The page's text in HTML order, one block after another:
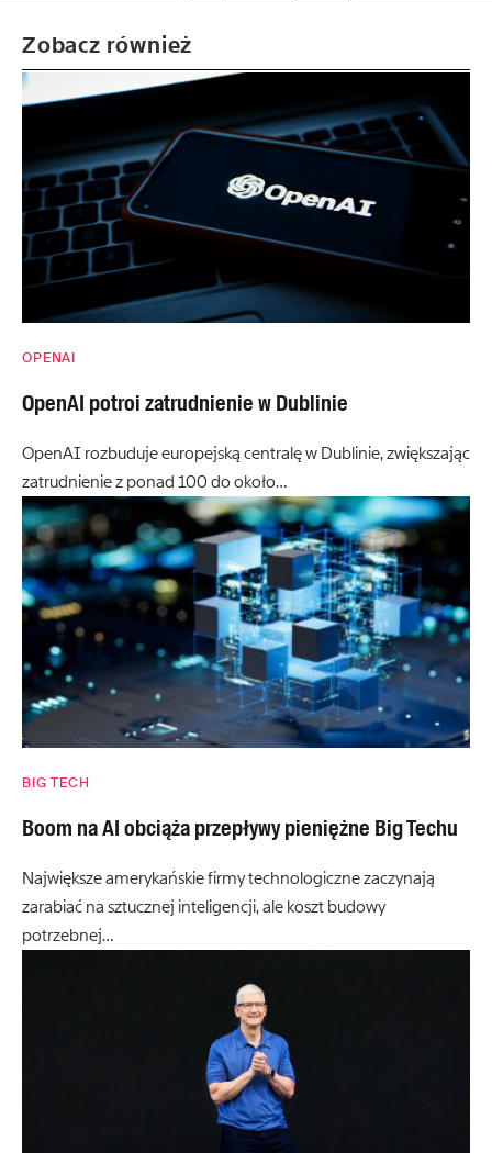
Zobacz również
OPENAI
OpenAI potroi zatrudnienie w Dublinie
OpenAI rozbuduje europejską centralę w Dublinie, zwiększając
zatrudnienie z ponad 100 do około…
BIG TECH
Boom na AI obciąża przepływy pieniężne Big Techu
Największe amerykańskie firmy technologiczne zaczynają
zarabiać na sztucznej inteligencji, ale koszt budowy
potrzebnej…